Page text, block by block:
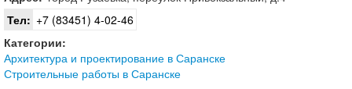
Тел: +7 (83451) 4-02-46
Категории:
Архитектура и проектирование в Саранске
Строительные работы в Саранске